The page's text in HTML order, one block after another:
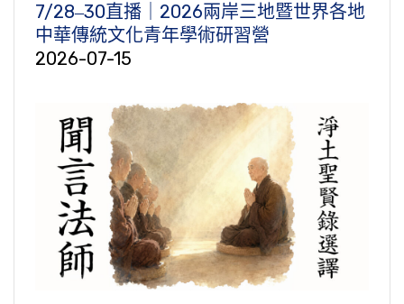
7/28‒30直播｜2026兩岸三地暨世界各地
中華傳統文化青年學術研習營
2026-07-15